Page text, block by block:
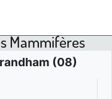
Mammifères
(08)